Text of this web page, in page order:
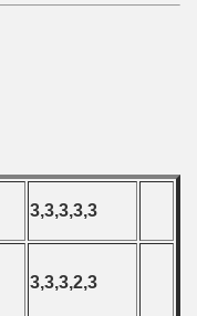
3,3,3,3,3
3,3,3,2,3